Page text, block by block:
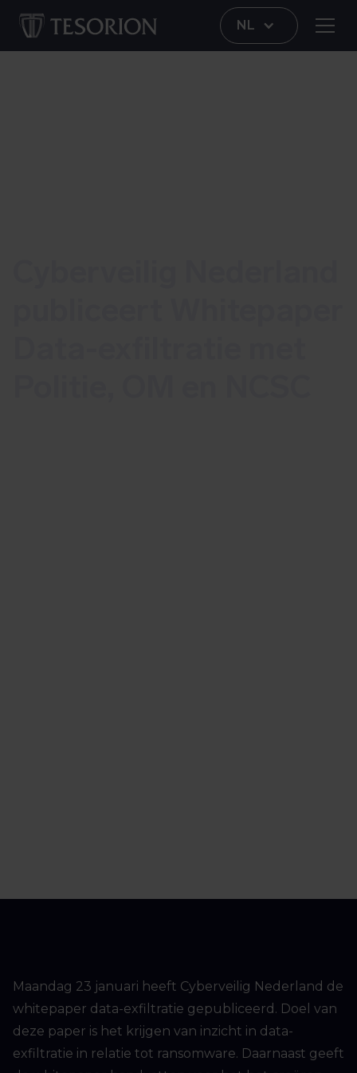
NL
Maandag 23 januari heeft Cyberveilig Nederland de
whitepaper data-exfiltratie gepubliceerd. Doel van
deze paper is het krijgen van inzicht in data-
exfiltratie in relatie tot ransomware. Daarnaast geeft